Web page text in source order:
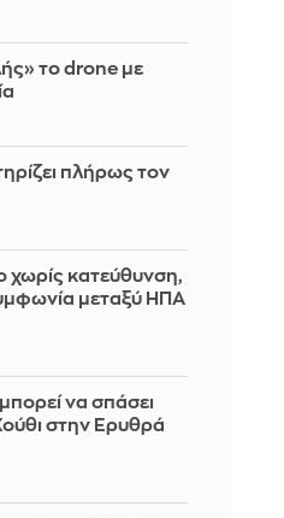
το drone με
πλήρως τον
χωρίς κατεύθυνση,
μεταξύ ΗΠΑ
να σπάσει
στην Ερυθρά